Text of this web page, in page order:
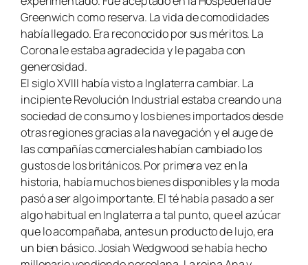
Greenwich como reserva. La vida de comodidades
había llegado. Era reconocido por sus méritos. La
Corona le estaba agradecida y le pagaba con
generosidad.
El siglo XVIII había visto a Inglaterra cambiar. La
incipiente Revolución Industrial estaba creando una
sociedad de consumo y los bienes importados desde
otras regiones gracias a la navegación y el auge de
las compañías comerciales habían cambiado los
gustos de los británicos. Por primera vez en la
historia, había muchos bienes disponibles y la moda
pasó a ser algo importante. El té había pasado a ser
algo habitual en Inglaterra a tal punto, que el azúcar
que lo acompañaba, antes un producto de lujo, era
un bien básico. Josiah Wedgwood se había hecho